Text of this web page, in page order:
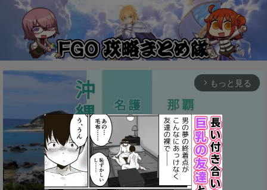
arrow_forward_ios もっと見る